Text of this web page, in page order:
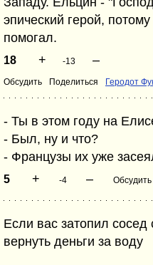
эпический герой,
помогал.
18 + -13 –
Обсудить Поделиться Геродот
- Ты в этом году на
- Был, ну и что?
- Французы их уже
5 + -4 – Обсудить
Если вас затопил сосед
вернуть деньги за воду